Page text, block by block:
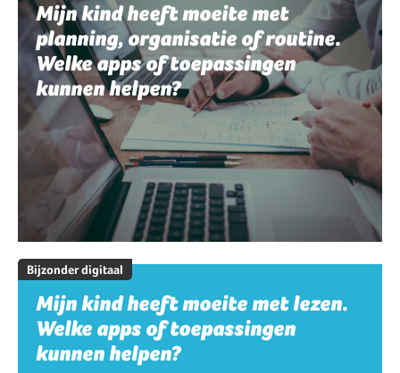
Mijn kind heeft moeite met
planning, organisatie of routine.
Welke apps of toepassingen
kunnen helpen?
Bijzonder digitaal
Mijn kind heeft moeite met lezen.
Welke apps of toepassingen
kunnen helpen?